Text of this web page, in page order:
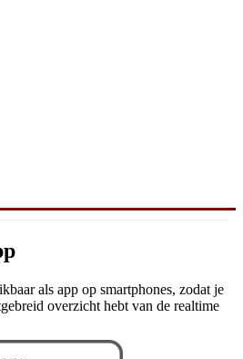
als app op smartphones, zodat je
overzicht hebt van de realtime